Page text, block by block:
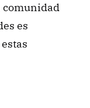
comunidad
es